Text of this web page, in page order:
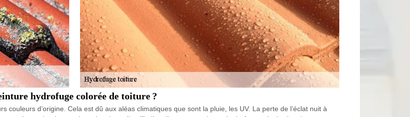
hydrofuge colorée de toiture ?
couleurs d’origine. Cela est dû aux aléas climatiques que sont la pluie, les UV. La perte de l’éclat nuit à